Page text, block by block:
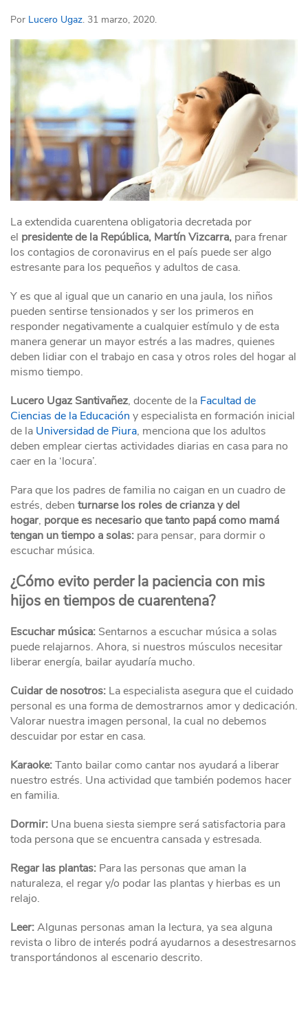
Por Lucero Ugaz. 31 marzo, 2020.
La extendida cuarentena obligatoria decretada por
el presidente de la República, Martín Vizcarra, para frenar
los contagios de coronavirus en el país puede ser algo
estresante para los pequeños y adultos de casa.
Y es que al igual que un canario en una jaula, los niños
pueden sentirse tensionados y ser los primeros en
responder negativamente a cualquier estímulo y de esta
manera generar un mayor estrés a las madres, quienes
deben lidiar con el trabajo en casa y otros roles del hogar al
mismo tiempo.
Lucero Ugaz Santivañez, docente de la Facultad de
Ciencias de la Educación y especialista en formación inicial
de la Universidad de Piura, menciona que los adultos
deben emplear ciertas actividades diarias en casa para no
caer en la ‘locura’.
Para que los padres de familia no caigan en un cuadro de
estrés, deben turnarse los roles de crianza y del
hogar, porque es necesario que tanto papá como mamá
tengan un tiempo a solas: para pensar, para dormir o
escuchar música.
¿Cómo evito perder la paciencia con mis
hijos en tiempos de cuarentena?
Escuchar música: Sentarnos a escuchar música a solas
puede relajarnos. Ahora, si nuestros músculos necesitar
liberar energía, bailar ayudaría mucho.
Cuidar de nosotros: La especialista asegura que el cuidado
personal es una forma de demostrarnos amor y dedicación.
Valorar nuestra imagen personal, la cual no debemos
descuidar por estar en casa.
Karaoke:Tanto bailar como cantar nos ayudará a liberar
nuestro estrés. Una actividad que también podemos hacer
en familia.
Dormir: Una buena siesta siempre será satisfactoria para
toda persona que se encuentra cansada y estresada.
Regar las plantas: Para las personas que aman la
naturaleza, el regar y/o podar las plantas y hierbas es un
relajo.
Leer:Algunas personas aman la lectura, ya sea alguna
revista o libro de interés podrá ayudarnos a desestresarnos
transportándonos al escenario descrito.